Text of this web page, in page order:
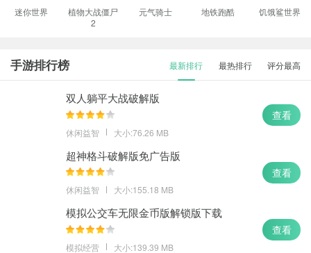
迷你世界
植物大战僵尸
2
元气骑士 地铁跑酷 饥饿鲨世界
手游排行榜 最新排行 最热排行 评分最高
双人躺平大战破解版
休闲益智 大小:76.26 MB
查看
超神格斗破解版免广告版
休闲益智 大小:155.18 MB
查看
模拟公交车无限金币版解锁版下载
模拟经营 大小:139.39 MB
查看